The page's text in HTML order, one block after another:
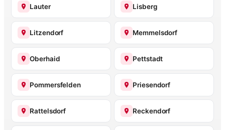
Lauter Lisberg
Litzendorf Memmelsdorf
Oberhaid Pettstadt
Pommersfelden Priesendorf
Rattelsdorf Reckendorf